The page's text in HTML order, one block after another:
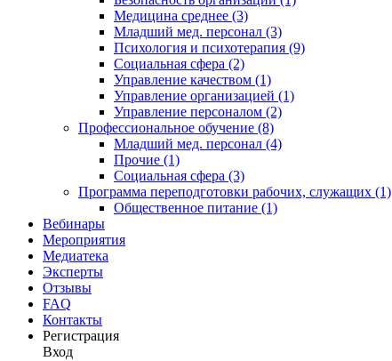
Медицина среднее (3)
Младший мед. персонал (3)
Психология и психотерапия (9)
Социальная сфера (2)
Управление качеством (1)
Управление организацией (1)
Управление персоналом (2)
Профессиональное обучение (8)
Младший мед. персонал (4)
Прочие (1)
Социальная сфера (3)
Программа переподготовки рабочих, служащих (1)
Общественное питание (1)
Вебинары
Мероприятия
Медиатека
Эксперты
Отзывы
FAQ
Контакты
Регистрация
Вход